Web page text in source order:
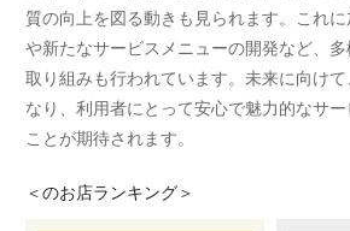
質の向上を図る動きも見られます。これ
や新たなサービスメニューの開発など、
取り組みも行われています。未来に向け
なり、利用者にとって安心で魅力的なサ
ことが期待されます。
＜のお店ランキング＞